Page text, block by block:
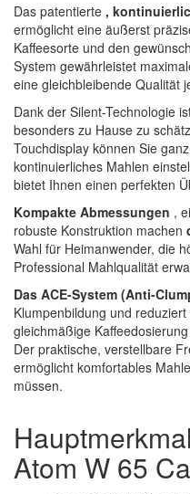
Das patentierte ,
ermöglicht eine äußerst
Kaffeesorte und den
System gewährleistet
eine gleichbleibende Qualität
Dank der Silent-Technologie
besonders zu Hause zu
Touchdisplay können Sie
kontinuierliches Mahlen
bietet Ihnen einen perfekten
Kompakte Abmessungen ,
robuste Konstruktion machen
Wahl für Heimanwender, die
Professional Mahlqualität
Das ACE-System (Anti-
Klumpenbildung und
gleichmäßige
Der praktische, verstellbare
ermöglicht komfortables
müssen.
Atom W 65